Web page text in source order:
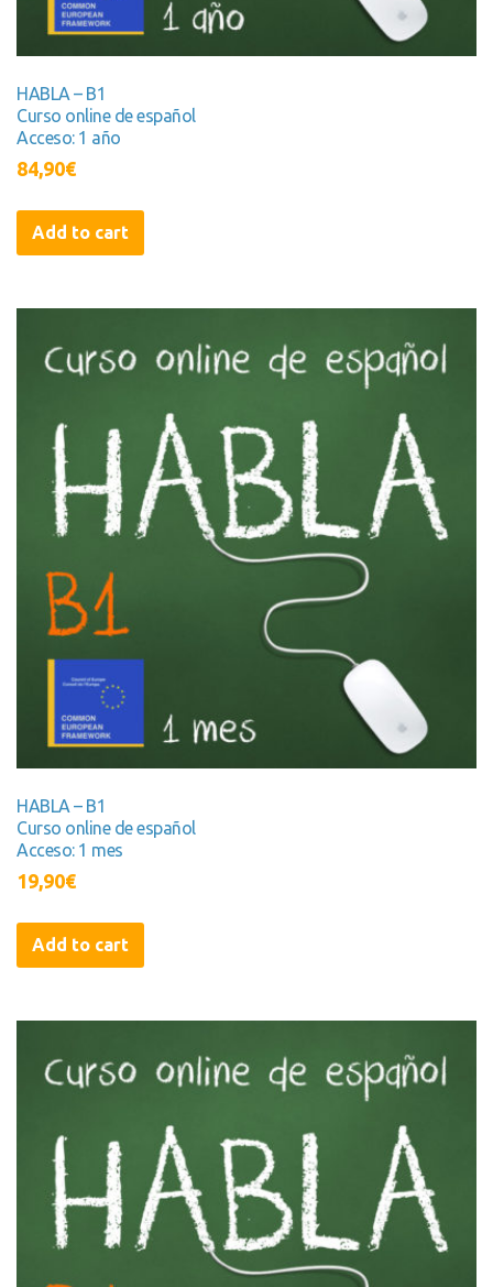
HABLA – B1
Curso online de español
Acceso: 1 año
84,90€
Add to cart
HABLA – B1
Curso online de español
Acceso: 1 mes
19,90€
Add to cart